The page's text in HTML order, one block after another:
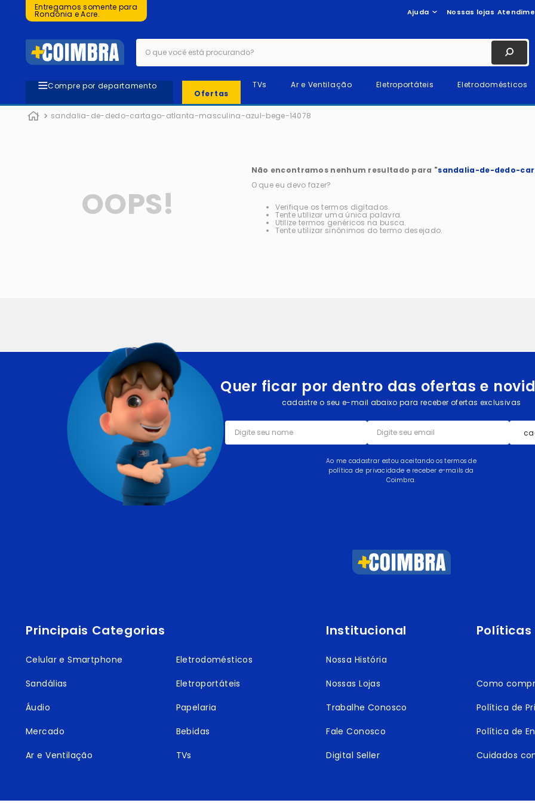
Entregamos somente para
Rondônia e Acre. Ajuda Nossas lojas
O que você está procurando?
Compre por departamento
Ofertas
TVs Ar e Ventilação Eletroportáteis Eletrodomésticos
sandalia-de-dedo-cartago-atlanta-masculina-azul-bege-14078
OOPS!
Não encontramos nenhum resultado para "sandalia-de-dedo-
O que eu devo fazer?
Verifique os termos digitados.
Tente utilizar uma única palavra.
Utilize termos genéricos na busca.
Tente utilizar sinônimos do termo desejado.
Quer ficar por dentro das ofertas e
cadastre o seu e-mail abaixo para receber ofertas exclusivas
Ao me cadastrar estou aceitando os termos de
política de privacidade e receber e-mails da
Coimbra.
Principais Categorias
Celular e Smartphone
Sandálias
Áudio
Mercado
Ar e Ventilação
Eletrodomésticos
Eletroportáteis
Papelaria
Bebidas
TVs
Institucional
Nossa História
Nossas Lojas
Trabalhe Conosco
Fale Conosco
Digital Seller
Políticas
Como
Política de
Política de
Cuidados